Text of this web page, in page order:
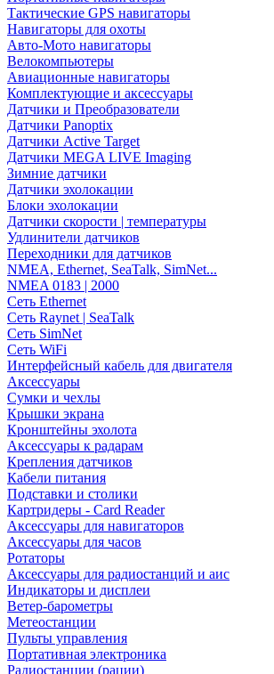
Тактические GPS навигаторы
Навигаторы для охоты
Авто-Мото навигаторы
Велокомпьютеры
Авиационные навигаторы
Комплектующие и аксессуары
Датчики и Преобразователи
Датчики Panoptix
Датчики Active Target
Датчики MEGA LIVE Imaging
Зимние датчики
Датчики эхолокации
Блоки эхолокации
Датчики скорости | температуры
Удлинители датчиков
Переходники для датчиков
NMEA, Ethernet, SeaTalk, SimNet...
NMEA 0183 | 2000
Сеть Ethernet
Сеть Raynet | SeaTalk
Сеть SimNet
Сеть WiFi
Интерфейсный кабель для двигателя
Аксессуары
Сумки и чехлы
Крышки экрана
Кронштейны эхолота
Аксессуары к радарам
Крепления датчиков
Кабели питания
Подставки и столики
Картридеры - Card Reader
Аксессуары для навигаторов
Аксессуары для часов
Ротаторы
Аксессуары для радиостанций и аис
Индикаторы и дисплеи
Ветер-барометры
Метеостанции
Пульты управления
Портативная электроника
Радиостанции (рации)